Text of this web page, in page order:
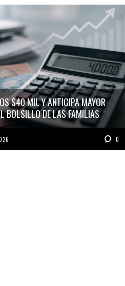
$40 MIL Y ANTICIPA MAYOR
BOLSILLO DE LAS FAMILIAS
0